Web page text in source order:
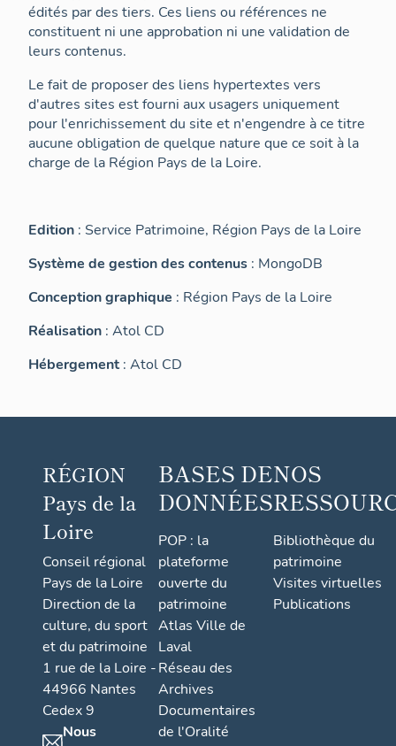
édités par des tiers. Ces liens ou références ne
constituent ni une approbation ni une validation de
leurs contenus.
Le fait de proposer des liens hypertextes vers
d'autres sites est fourni aux usagers uniquement
pour l'enrichissement du site et n'engendre à ce titre
aucune obligation de quelque nature que ce soit à la
charge de la Région Pays de la Loire.
Edition : Service Patrimoine, Région Pays de la Loire
Système de gestion des contenus : MongoDB
Conception graphique : Région Pays de la Loire
Réalisation : Atol CD
Hébergement: Atol CD
RÉGION
Pays de la
Loire
Conseil régional
Pays de la Loire
Direction de la
culture, du sport
et du patrimoine
1 rue de la Loire -
44966 Nantes
Cedex 9
Nous
BASES DE
DONNÉES
POP : la
plateforme
ouverte du
patrimoine
Atlas Ville de
Laval
Réseau des
Archives
Documentaires
de l'Oralité
NOS
Bibliothèque du
patrimoine
Visites virtuelles
Publications